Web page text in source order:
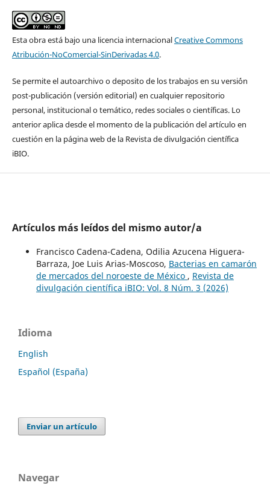
Esta obra está bajo una licencia internacionalCreative Commons
Atribución-NoComercial-SinDerivadas 4.0.
Se permite el autoarchivo o deposito de los trabajos en su versi´ón
post-publicación (versión editorial) en cualquier repositorio
personal, institucional o temático, redes sociales o científicas. Lo
anterior aplica desde el momento de la publicación del artículo en
cuestión en la página web de la Revista de divulgación científica
iBIO.
Artículos más leídos del mismo autor/a
Francisco Cadena-Cadena, Odilia Azucena Higuera-
Barraza, Joe Luis Arias-Moscoso, Bacterias en camarón
de mercados del noroeste de México , Revista de
divulgación científica iBIO: Vol. 8 Núm. 3 (2026)
Idioma
English
Español (España)
Enviar un artículo
Navegar